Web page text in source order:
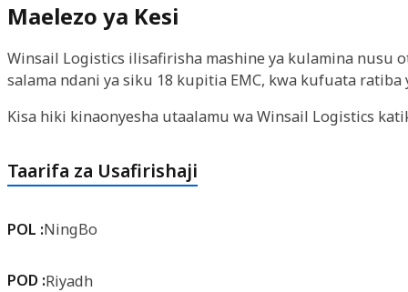
Maelezo ya Kesi
Winsail Logistics ilisafirisha mashine ya kulamina nusu
salama ndani ya siku 18 kupitia EMC, kwa kufuata ratiba
Kisa hiki kinaonyesha utaalamu wa Winsail Logistics
Taarifa za Usafirishaji
POL :NingBo
POD :Riyadh